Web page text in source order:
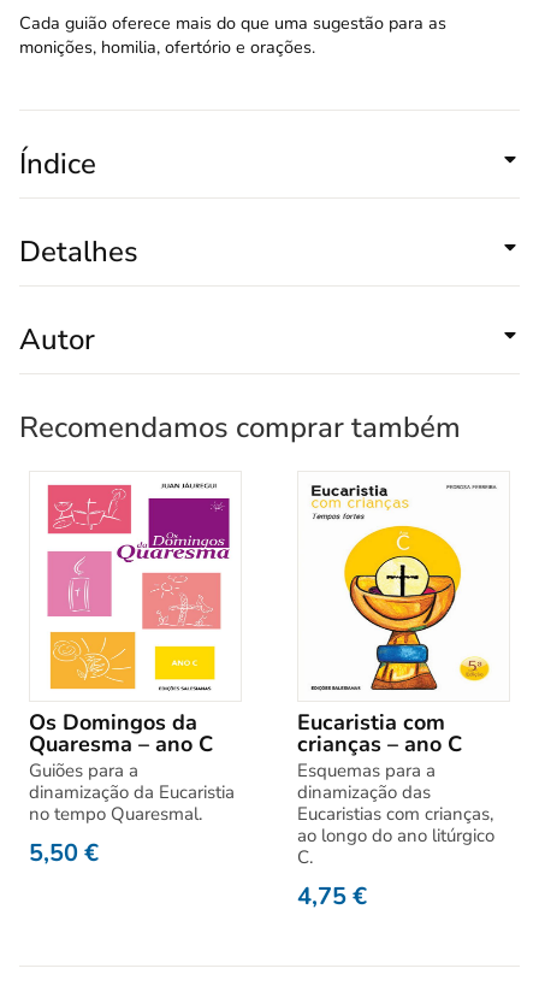
Cada guião oferece mais do que uma sugestão para as
monições, homilia, ofertório e orações.
Índice
Detalhes
Autor
Recomendamos comprar também
Os Domingos da
Quaresma – ano C
Guiões para a
dinamização da Eucaristia
no tempo Quaresmal.
5,50€
Eucaristia com
crianças – ano C
Esquemas para a
dinamização das
Eucaristias com crianças,
ao longo do ano litúrgico
C.
4,75€